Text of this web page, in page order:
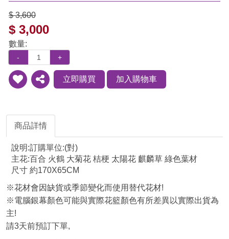
$ 3,600
$ 3,000
數量:
- +
新增
分享
立即購買 加入購物車
商品詳情
說明:訂購單位:(對)
主花:百合 火鶴 大菊花 桔梗 太陽花 麒麟草 綠色葉材
尺寸 約170X65CM
※花材會因缺貨或季節變化而使用替代花材!
※電腦銀幕顏色可能與實際花籃顏色有所差異以實際出貨為
主!
請3天前預訂下單,